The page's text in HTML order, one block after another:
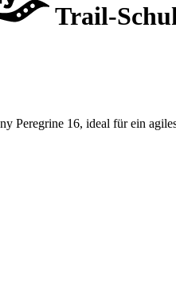
Trail-
Peregrine 16, ideal für ein